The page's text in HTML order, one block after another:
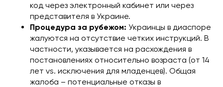
код через электронный кабинет или через
представителя в Украине.
Процедура за рубежом: Украинцы в диаспоре
жалуются на отсутствие четких инструкций. В
частности, указывается на расхождения в
постановлениях относительно возраста (от 14
лет vs. исключения для младенцев). Общая
жалоба – потенциальные отказы в